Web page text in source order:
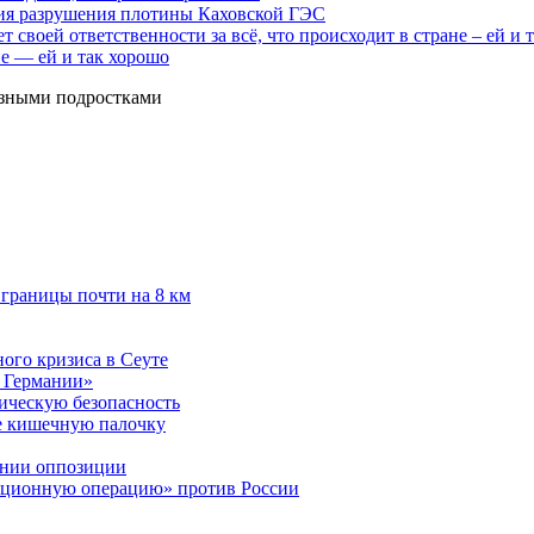
разрушения плотины Каховской ГЭС
— ей и так хорошо
подростками
почти на 8 км
кризиса в Сеуте
безопасность
палочку
оппозиции
операцию» против России